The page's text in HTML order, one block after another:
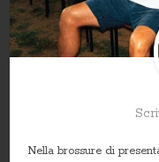
Nella brossure di